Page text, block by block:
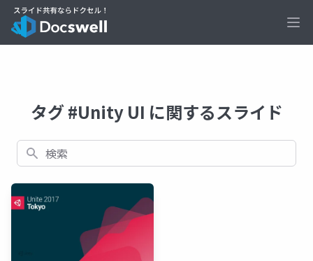
タグ #Unity UI に関するスライド
検索